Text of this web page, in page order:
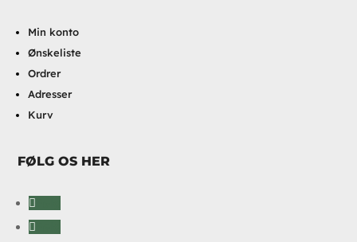
Min konto
Ønskeliste
Ordrer
Adresser
Kurv
FØLG OS HER